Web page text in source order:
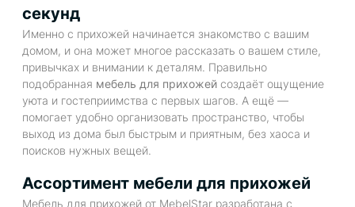
секунд
Именно с прихожей начинается знакомство с вашим
домом, и она может многое рассказать о вашем стиле,
привычках и внимании к деталям. Правильно
подобранная мебель для прихожей создаёт ощущение
уюта и гостеприимства с первых шагов. А ещё —
помогает удобно организовать пространство, чтобы
выход из дома был быстрым и приятным, без хаоса и
поисков нужных вещей.
Ассортимент мебели для прихожей
Мебель для прихожей от MebelStar разработана с